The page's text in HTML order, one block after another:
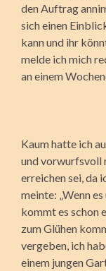
den Auftrag
sich einen
kann und ihr
melde ich mich
an einem
Kaum hatte ich
und vorwurfsvoll
erreichen sei, da
meinte: „Wenn
kommt es schon
zum Glühen
vergeben, ich
einem jungen